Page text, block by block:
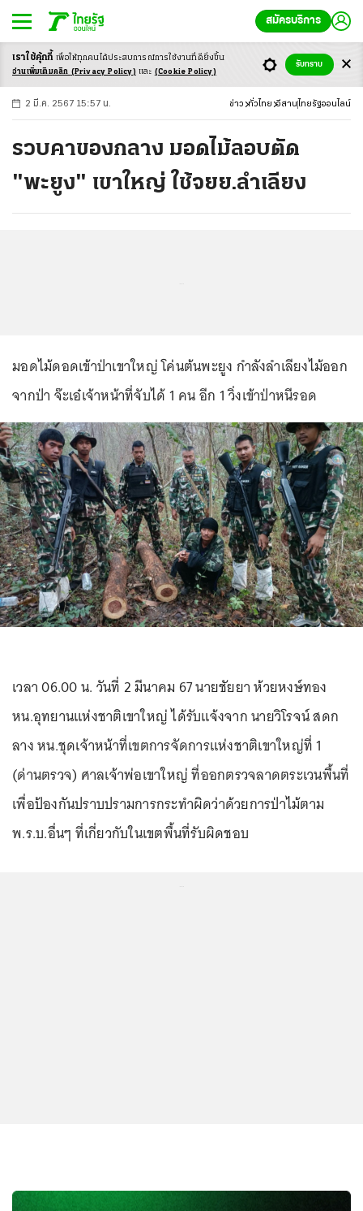
สมัครบริการ
-ก ก ก+
2 มี.ค. 2567 15:57 น. ข่าว ทั่วไทย อีสาน ไทยรัฐออนไลน์
รวบคาของกลาง มอดไม้ลอบตัด
"พะยูง" เขาใหญ่ ใช้จยย.ลำเลียง
มอดไม้ดอดเข้าป่าเขาใหญ่ โค่นต้นพะยูง กำลังลำเลียงไม้ออก
จากป่า จ๊ะเอ๋เจ้าหน้าที่จับได้ 1 คน อีก 1 วิ่งเข้าป่าหนีรอด
เวลา 06.00 น. วันที่ 2 มีนาคม 67 นายชัยยา ห้วยหงษ์ทอง
หน.อุทยานแห่งชาติเขาใหญ่ ได้รับแจ้งจาก นายวิโรจน์ สดก
ลาง หน.ชุดเจ้าหน้าที่เขตการจัดการแห่งชาติเขาใหญ่ที่ 1
(ด่านตรวจ) ศาลเจ้าพ่อเขาใหญ่ ที่ออกตรวจลาดตระเวนพื้นที่
เพื่อป้องกันปราบปรามการกระทำผิดว่าด้วยการป่าไม้ตาม
พ.ร.บ.อื่นๆ ที่เกี่ยวกับในเขตพื้นที่รับผิดชอบ
เราใช้คุ้กกี้ เพื่อให้ทุกคนได้ประสบการณ์การใช้งานที่ดียิ่งขึ้น
อ่านเพิ่มเติมคลิก (Privacy Policy) และ (Cookie Policy)
รับทราบ